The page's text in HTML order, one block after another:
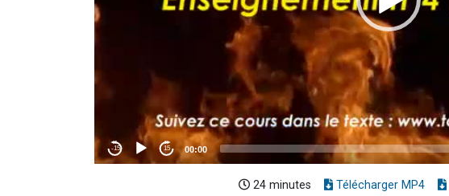
24 minutes Télécharger MP4